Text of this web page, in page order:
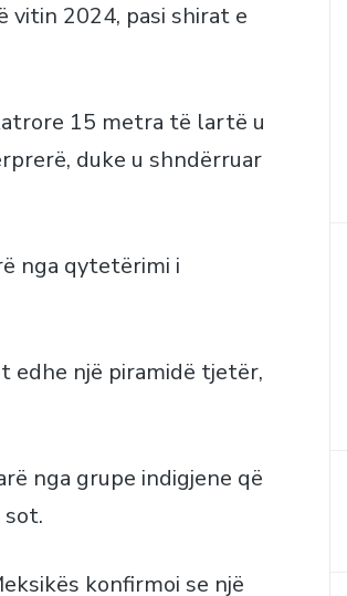
2024, pasi shirat e
15 metra të lartë u
duke u shndërruar
nga qytetërimi i
edhe një piramidë tjetër,
nga grupe indigjene që
konfirmoi se një